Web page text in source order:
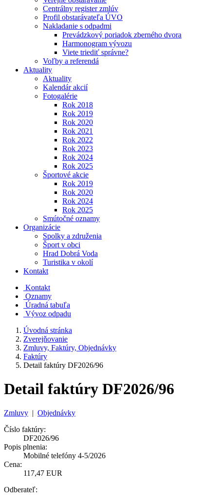
Centrálny register zmlúv
Profil obstarávateľa ÚVO
Nakladanie s odpadmi
Prevádzkový poriadok zberného dvora
Harmonogram vývozu
Viete triediť správne?
Voľby a referendá
Aktuality
Aktuality
Kalendár akcií
Fotogalérie
Rok 2018
Rok 2019
Rok 2020
Rok 2021
Rok 2022
Rok 2023
Rok 2024
Rok 2025
Športové akcie
Rok 2019
Rok 2020
Rok 2024
Rok 2025
Smútočné oznamy
Organizácie
Spolky a združenia
Šport v obci
Hrad Dobrá Voda
Turistika v okolí
Kontakt
Kontakt
Oznamy
Úradná tabuľa
Vývoz odpadu
Úvodná stránka
Zverejňovanie
Zmluvy, Faktúry, Objednávky
Faktúry
Detail faktúry DF2026/96
Detail faktúry DF2026/96
Zmluvy | Objednávky
Číslo faktúry:
DF2026/96
Popis plnenia:
Mobilné telefóny 4-5/2026
Cena:
117,47 EUR
Odberateľ: